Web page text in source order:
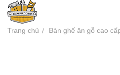
Trang chủ Bàn ghế ăn gỗ cao